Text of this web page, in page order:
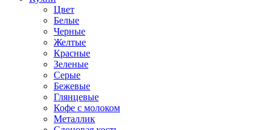
Цвет
Белые
Черные
Желтые
Красные
Зеленые
Серые
Бежевые
Глянцевые
Кофе с молоком
Металлик